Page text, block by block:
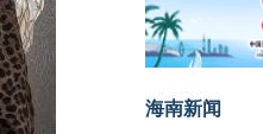
海南新闻